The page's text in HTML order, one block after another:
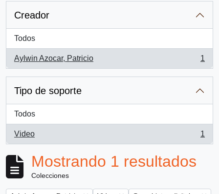
Creador
Todos
Aylwin Azocar, Patricio
, 1 resultados
1
Tipo de soporte
Todos
Video
, 1 resultados
1
Mostrando 1 resultados
Colecciones